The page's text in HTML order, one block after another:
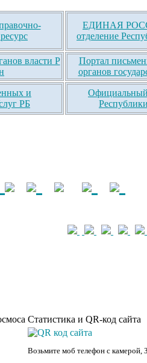
ЕДИНАЯ
отделение
власти Р
Портал
органов
и
РБ
Официальный
Статистика и QR-код сайта
Возьмите моб телефон с камерой,